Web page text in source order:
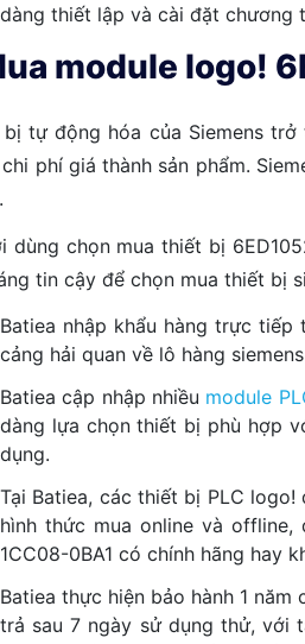
dàng thiết lập và cài đặt chương
module logo!
bị tự động hóa của Siemens
phí giá thành sản phẩm.
dùng chọn mua thiết bị
tin cậy để chọn mua thiết bị
Batiea nhập khẩu hàng trực
cảng hải quan về lô hàng
Batiea cập nhập nhiều module
dàng lựa chọn thiết bị phù hợp
dụng.
Tại Batiea, các thiết bị PLC
hình thức mua online và
1CC08-0BA1 có chính hãng hay
Batiea thực hiện bảo hành 1
trả sau 7 ngày sử dụng thử, với